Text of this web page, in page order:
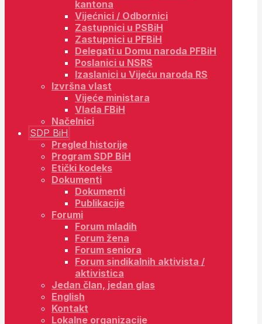
kantona
Vijećnici / Odbornici
Zastupnici u PSBiH
Zastupnici u PFBiH
Delegati u Domu naroda PFBiH
Poslanici u NSRS
Izaslanici u Vijeću naroda RS
Izvršna vlast
Vijeće ministara
Vlada FBiH
Načelnici
SDP BiH
Pregled historije
Program SDP BiH
Etički kodeks
Dokumenti
Dokumenti
Publikacije
Forumi
Forum mladih
Forum žena
Forum seniora
Forum sindikalnih aktivista /
aktivistica
Jedan član, jedan glas
English
Kontakt
Lokalne organizacije